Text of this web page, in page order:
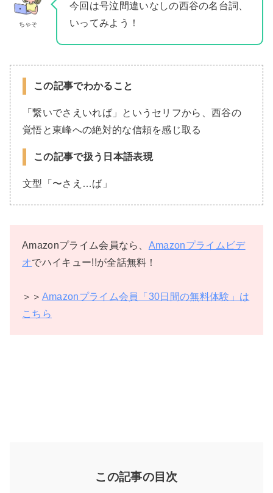
ちゃそ
今回は号泣間違いなしの西谷の名台詞、
いってみよう！
この記事でわかること
「繋いでさえいれば」というセリフから、西谷の
覚悟と東峰への絶対的な信頼を感じ取る
この記事で扱う日本語表現
文型「〜さえ…ば」
Amazonプライム会員なら、 Amazonプライムビデ
オでハイキュー!!が全話無料！
＞＞ Amazonプライム会員「30日間の無料体験」は
こちら
この記事の目次